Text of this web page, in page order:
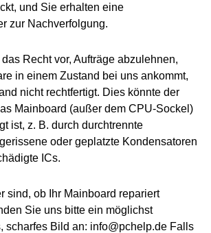
und Sie erhalten eine
zur Nachverfolgung.
Recht vor, Aufträge abzulehnen,
in einem Zustand bei uns ankommt,
nicht rechtfertigt. Dies könnte der
Mainboard (außer dem CPU-Sockel)
ist, z. B. durch durchtrennte
oder geplatzte Kondensatoren
ICs.
sind, ob Ihr Mainboard repariert
Sie uns bitte ein möglichst
scharfes Bild an: info@pchelp.de Falls